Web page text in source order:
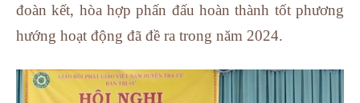
đoàn kết, hòa hợp phấn đấu hoàn thành tốt phương
hướng hoạt động đã đề ra trong năm 2024.